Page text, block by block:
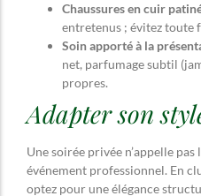
Chaussures en cuir
entretenus ; évitez toute
Soin apporté à la
net, parfumage subtil
propres.
Adapter son
Une soirée privée n’appelle pas
événement professionnel. En
optez pour une élégance